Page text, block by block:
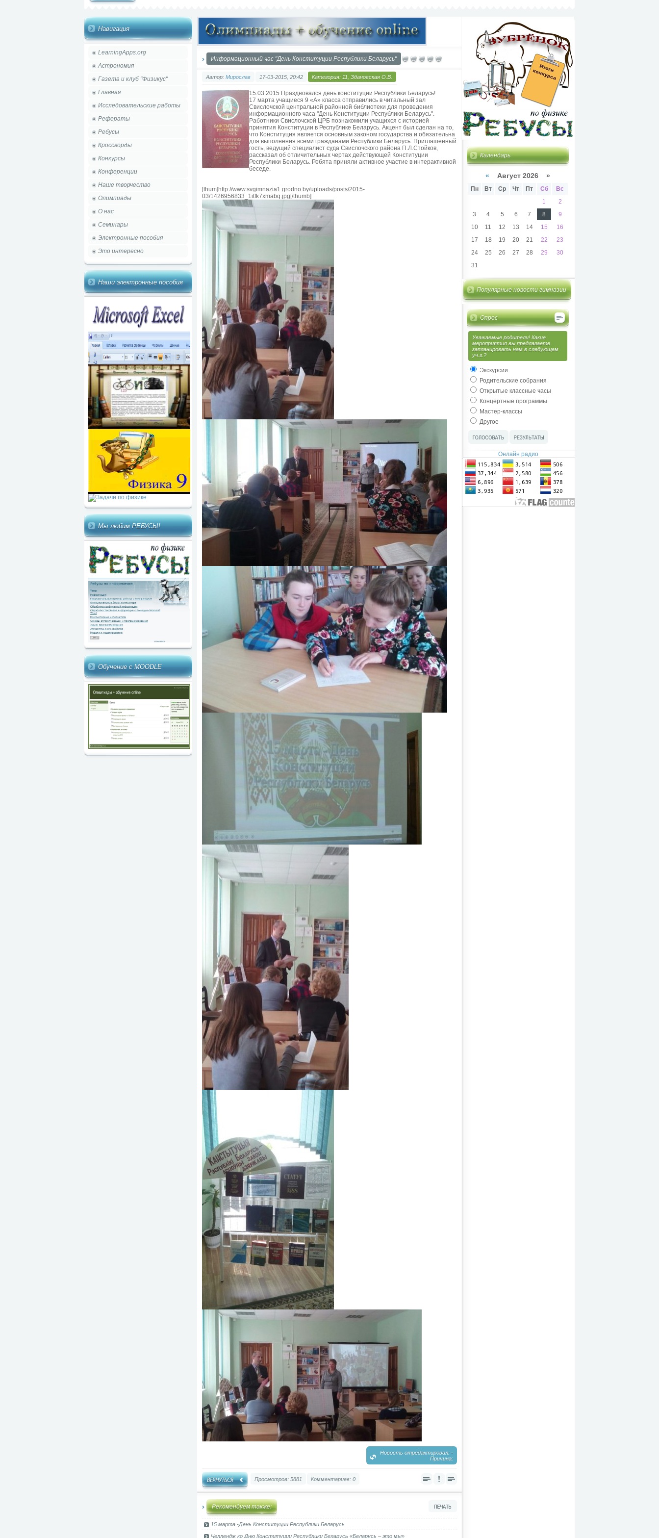
Навигация
LearningApps.org
Астрономия
Газета и клуб "Физикус"
Главная
Исследовательские работы
Рефераты
Ребусы
Кроссворды
Конкурсы
Конференции
Наше творчество
Олимпиады
О нас
Семинары
Электронные пособия
Это интересно
Наши электронные пособия
Мы любим РЕБУСЫ!
Обучение с MOODLE
Информационный час "День Конституции Республики Беларусь"
Автор: Мирослав 17-03-2015, 20:42 Категория: 11, Здановская О.В.
15.03.2015 Праздновался день конституции Республики Беларусь!
17 марта учащиеся 9 «А» класса отправились в читальный зал
Свислочской центральной районной библиотеки для проведения
информационного часа "День Конституции Республики Беларусь".
Работники Свислочской ЦРБ познакомили учащихся с историей
принятия Конституции в Республике Беларусь. Акцент был сделан на то,
что Конституция является основным законом государства и обязательна
для выполнения всеми гражданами Республики Беларусь. Приглашенный
гость, ведущий специалист суда Свислочского района П.Л.Стойков,
рассказал об отличительных чертах действующей Конституции
Республики Беларусь. Ребята приняли активное участие в интерактивной
беседе.
[thum]http://www.svgimnazia1.grodno.by/uploads/posts/2015-
03/1426956833_1itfk7xmabq.jpg[/thumb]
Новость отредактировал: -
Причина:
Просмотров: 5881 Комментариев: 0
Рекомендуем также:
15 марта -День Конституции Республики Беларусь
Челлендж ко Дню Конституции Республики Беларусь «Беларусь – это мы»
Календарь
« Август 2026 »
Пн Вт Ср Чт Пт Сб
Вс
1
2
3
4 5 6 7 8
9
10
11 12 13 14 15
16
17
18 19 20 21 22
23
24
25 26 27 28 29
30
31
Популярные новости гимназии
Опрос
Уважаемые родители! Какие
мероприятия вы предлагаете
запланировать нам в следующем
уч.г.?
Экскурсии
Родительские собрания
Открытые классные часы
Концертные программы
Мастер-классы
Другое
Онлайн радио